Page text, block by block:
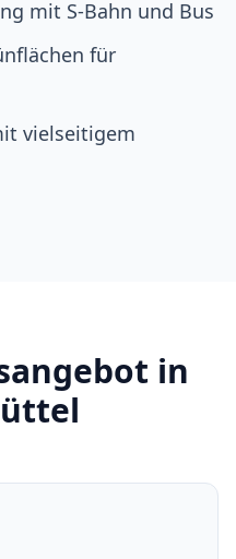
mit S-Bahn und Bus
für
vielseitigem
in